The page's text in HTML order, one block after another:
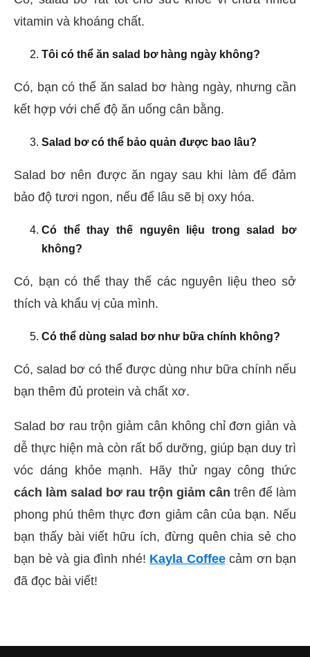
vitamin và khoáng chất.
Tôi có thể ăn salad bơ hàng ngày không?
Có, bạn có thể ăn salad bơ hàng ngày, nhưng cần
kết hợp với chế độ ăn uống cân bằng.
Salad bơ có thể bảo quản được bao lâu?
Salad bơ nên được ăn ngay sau khi làm để đảm
bảo độ tươi ngon, nếu để lâu sẽ bị oxy hóa.
Có thể thay thế nguyên liệu trong salad bơ
không?
Có, bạn có thể thay thế các nguyên liệu theo sở
thích và khẩu vị của mình.
Có thể dùng salad bơ như bữa chính không?
Có, salad bơ có thể được dùng như bữa chính nếu
bạn thêm đủ protein và chất xơ.
Salad bơ rau trộn giảm cân không chỉ đơn giản và
dễ thực hiện mà còn rất bổ dưỡng, giúp bạn duy trì
vóc dáng khỏe mạnh. Hãy thử ngay công thức
cách làm salad bơ rau trộn giảm cân trên để làm
phong phú thêm thực đơn giảm cân của bạn. Nếu
bạn thấy bài viết hữu ích, đừng quên chia sẻ cho
bạn bè và gia đình nhé! Kayla Coffeecảm ơn bạn
đã đọc bài viết!